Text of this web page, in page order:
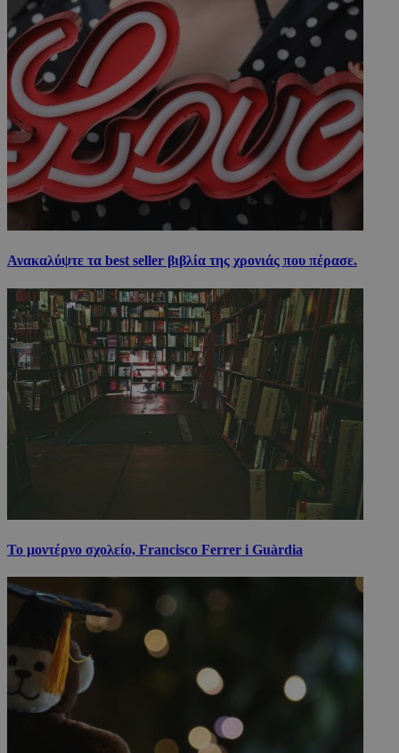
Ανακαλύψτε τα best seller βιβλία της χρονιάς που πέρασε.
Το μοντέρνο σχολείο, Francisco Ferrer i Guàrdia